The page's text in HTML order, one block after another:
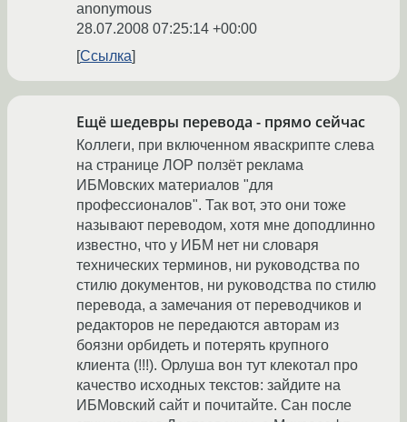
anonymous
28.07.2008 07:25:14 +00:00
Ссылка
Ещё шедевры перевода - прямо сейчас
Коллеги, при включенном яваскрипте слева
на странице ЛОР ползёт реклама
ИБМовских материалов "для
профессионалов". Так вот, это они тоже
называют переводом, хотя мне доподлинно
известно, что у ИБМ нет ни словаря
технических терминов, ни руководства по
стилю документов, ни руководства по стилю
перевода, а замечания от переводчиков и
редакторов не передаются авторам из
боязни орбидеть и потерять крупного
клиента (!!!). Орлуша вон тут клекотал про
качество исходных текстов: зайдите на
ИБМовский сайт и почитайте. Сан после